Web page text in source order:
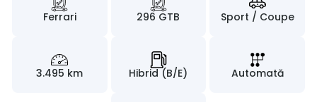
Ferrari 296 GTB Sport / Coupe
3.495 km Hibrid (B/E) Automată